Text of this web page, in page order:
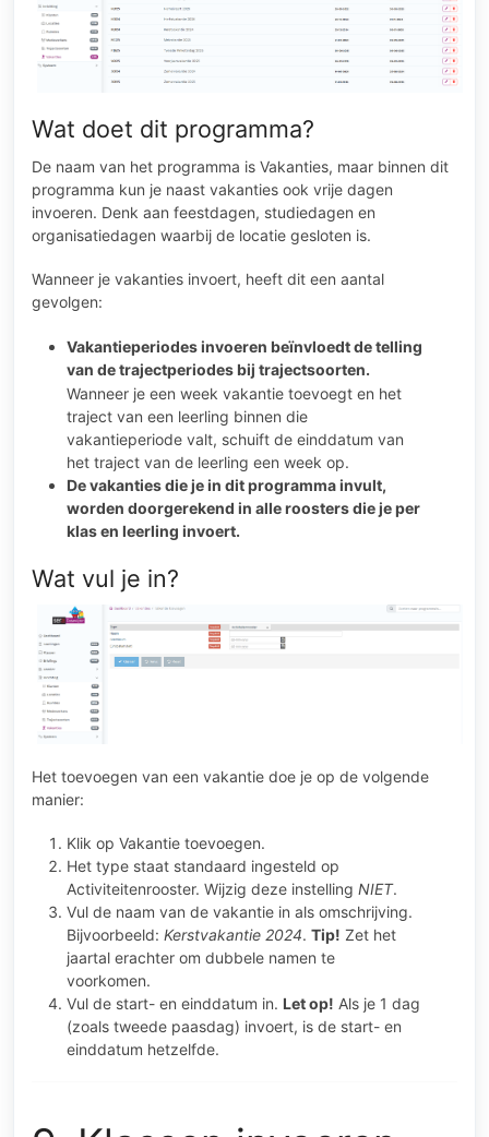
Wat doet dit programma?
De naam van het programma is Vakanties, maar binnen dit
programma kun je naast vakanties ook vrije dagen
invoeren. Denk aan feestdagen, studiedagen en
organisatiedagen waarbij de locatie gesloten is.
Wanneer je vakanties invoert, heeft dit een aantal
gevolgen:
Vakantieperiodes invoeren beïnvloedt de telling
van de trajectperiodes bij trajectsoorten.
Wanneer je een week vakantie toevoegt en het
traject van een leerling binnen die
vakantieperiode valt, schuift de einddatum van
het traject van de leerling een week op.
De vakanties die je in dit programma invult,
worden doorgerekend in alle roosters die je per
klas en leerling invoert.
Wat vul je in?
Het toevoegen van een vakantie doe je op de volgende
manier:
Klik op Vakantie toevoegen.
Het type staat standaard ingesteld op
Activiteitenrooster. Wijzig deze instelling NIET.
Vul de naam van de vakantie in als omschrijving.
Bijvoorbeeld: Kerstvakantie 2024. Tip! Zet het
jaartal erachter om dubbele namen te
voorkomen.
Vul de start- en einddatum in. Let op! Als je 1 dag
(zoals tweede paasdag) invoert, is de start- en
einddatum hetzelfde.